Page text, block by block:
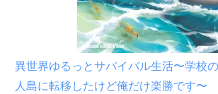
異世界ゆるっとサバイバル生活〜学校
人島に転移したけど俺だけ楽勝です〜